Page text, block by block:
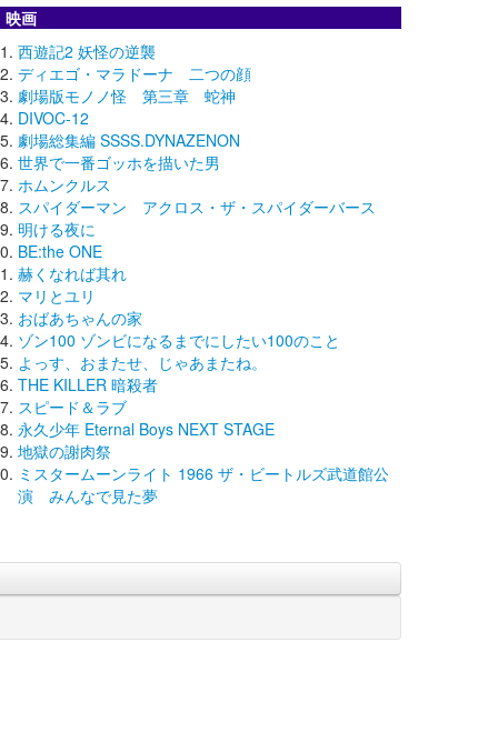
映画
西遊記2 妖怪の逆襲
ディエゴ・マラドーナ 二つの顔
劇場版モノノ怪 第三章 蛇神
DIVOC-12
劇場総集編 SSSS.DYNAZENON
世界で一番ゴッホを描いた男
ホムンクルス
スパイダーマン アクロス・ザ・スパイダーバース
明ける夜に
BE:the ONE
赫くなれば其れ
マリとユリ
おばあちゃんの家
ゾン100 ゾンビになるまでにしたい100のこと
よっす、おまたせ、じゃあまたね。
THE KILLER 暗殺者
スピード＆ラブ
永久少年 Eternal Boys NEXT STAGE
地獄の謝肉祭
ミスタームーンライト 1966 ザ・ビートルズ武道館公
演 みんなで見た夢